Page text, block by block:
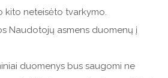
neteisėto tvarkymo.
Naudotojų asmens duomenų į
duomenys bus saugomi ne